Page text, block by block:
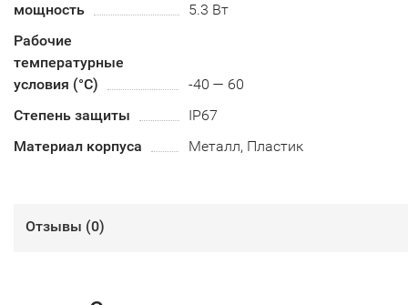
мощность
5.3 Вт
Рабочие
температурные
условия (°С)
-40 — 60
Степень защиты
IP67
Материал корпуса
Металл, Пластик
Отзывы (0)